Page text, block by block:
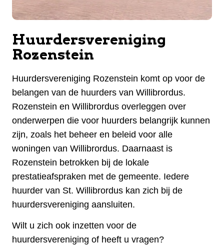
Huurdersvereniging
Rozenstein
Huurdersvereniging Rozenstein komt op voor de
belangen van de huurders van Willibrordus.
Rozenstein en Willibrordus overleggen over
onderwerpen die voor huurders belangrijk kunnen
zijn, zoals het beheer en beleid voor alle
woningen van Willibrordus. Daarnaast is
Rozenstein betrokken bij de lokale
prestatieafspraken met de gemeente. Iedere
huurder van St. Willibrordus kan zich bij de
huurdersvereniging aansluiten.
Wilt u zich ook inzetten voor de
huurdersvereniging of heeft u vragen?